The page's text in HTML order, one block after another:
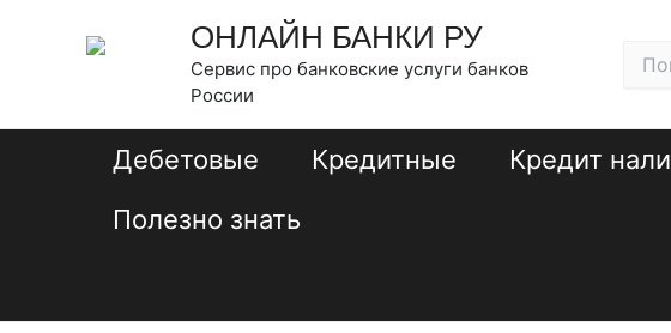
ОНЛАЙН БАНКИ РУ
Сервис про банковские услуги банков
России
Дебетовые Кредитные Кредит
Полезно знать
по